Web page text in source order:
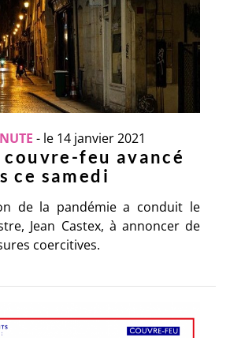
- le 14 janvier 2021
couvre-feu avancé
ce samedi
de la pandémie a conduit le
Jean Castex, à annoncer de
coercitives.